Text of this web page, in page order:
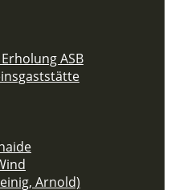
ASB
Arnold)